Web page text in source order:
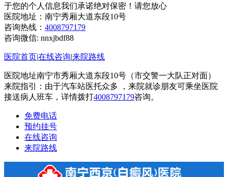
于您的个人信息我们承诺绝对保密！请您放心
医院地址：南宁秀厢大道东段10号
咨询热线： 4008797179
咨询微信: nnxjbdf88
医院首页|在线咨询|来院路线
医院地址南宁市秀厢大道东段10号（市交警一大队正对面）
来院指引：由于汽车站医托众多 ，来院就诊朋友可乘坐医院
接送病人班车，详情拨打4008797179咨询。
免费电话
预约挂号
在线咨询
来院路线